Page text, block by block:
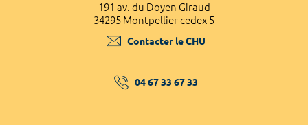
191 av. du Doyen Giraud
34295 Montpellier cedex 5
Contacter le CHU
04 67 33 67 33